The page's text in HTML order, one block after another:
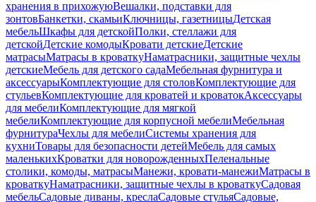
хранения в прихожуюВешалки, подставки для
зонтовБанкетки, скамьиКлючницы, газетницыДетская
мебельШкафы для детскойПолки, стеллажи для
детскойДетские комодыКровати детскиеДетские
матрасыМатрасы в кроваткуНаматрасники, защитные чехлы
детскиеМебель для детского садаМебельная фурнитура и
аксессуарыКомплектующие для столовКомплектующие для
стульевКомплектующие для кроватей и кроватокАксессуары
для мебелиКомплектующие для мягкой
мебелиКомплектующие для корпусной мебелиМебельная
фурнитураЧехлы для мебелиСистемы хранения для
кухниТовары для безопасности детейМебель для самых
маленькихКроватки для новорожденныхПеленальные
столики, комоды, матрасыМанежи, кровати-манежиМатрасы в
кроваткуНаматрасники, защитные чехлы в кроваткуСадовая
мебельСадовые диваны, креслаСадовые стульяСадовые,